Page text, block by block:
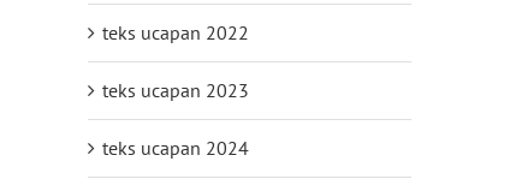
teks ucapan 2022
teks ucapan 2023
teks ucapan 2024